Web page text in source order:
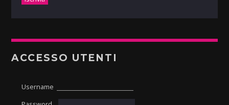
ACCESSO UTENTI
Username